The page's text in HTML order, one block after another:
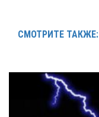
СМОТРИТЕ ТАКЖЕ: